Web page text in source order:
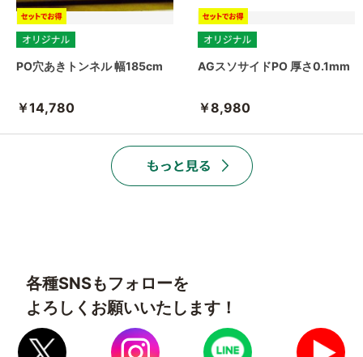
PO穴あきトンネル 幅185cm
￥14,780
AGスソサイドPO 厚さ0.1mm
￥8,980
各種SNSもフォローを
よろしくお願いいたします！